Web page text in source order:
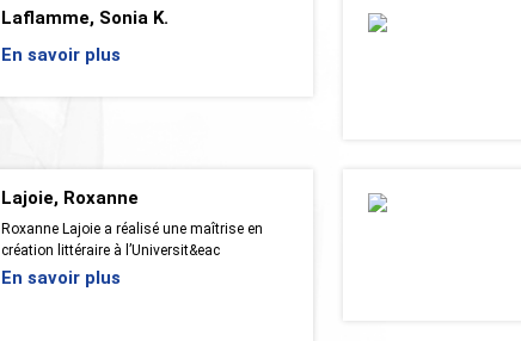
Laflamme, Sonia K.
En savoir plus
Lajoie, Roxanne
Roxanne Lajoie a réalisé une maîtrise en
création littéraire à l’Universit&eac
En savoir plus